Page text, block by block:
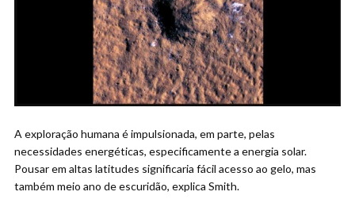
A exploração humana é impulsionada, em parte, pelas
necessidades energéticas, especificamente a energia solar.
Pousar em altas latitudes significaria fácil acesso ao gelo, mas
também meio ano de escuridão, explica Smith.